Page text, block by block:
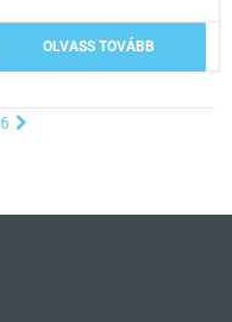
OLVASS TOVÁBB
6